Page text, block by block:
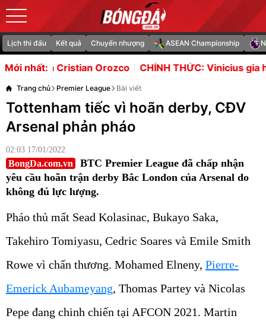
Lịch thi đấu Kết quả Chuyển nhượng ASEAN Championship
Mới nhất:CHÍNH THỨC: Vinicius gia hạn với Real, Arsenal
Trang chủ Premier League Bài viết
Tottenham tiếc vì hoãn derby, CĐV
Arsenal phản pháo
02:03 17/01/2022
BongDa.com.vn
BTC Premier League đã chấp nhận
yêu cầu hoãn trận derby Bắc London của Arsenal do
không đủ lực lượng.
Pháo thủ mất Sead Kolasinac, Bukayo Saka,
Takehiro Tomiyasu, Cedric Soares và Emile Smith
Rowe vì chấn thương. Mohamed Elneny, Pierre-
Emerick Aubameyang, Thomas Partey và Nicolas
Pepe đang chinh chiến tại AFCON 2021. Martin